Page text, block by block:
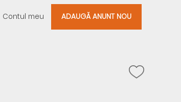
Contul meu ADAUGĂ ANUNT NOU